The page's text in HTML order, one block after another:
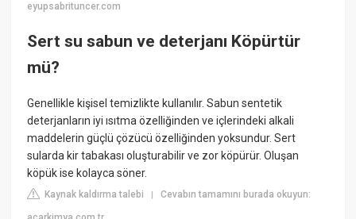
eyupsabrituncer.com
Sert su sabun ve deterjanı Köpürtür
mü?
Genellikle kişisel temizlikte kullanılır. Sabun sentetik
deterjanların iyi ısıtma özelliğinden ve içlerindeki alkali
maddelerin güçlü çözücü özelliğinden yoksundur. Sert
sularda kir tabakası oluşturabilir ve zor köpürür. Oluşan
köpük ise kolayca söner.
Kaynak kaldırma talebi |Cevabın tamamını burada okuyun: